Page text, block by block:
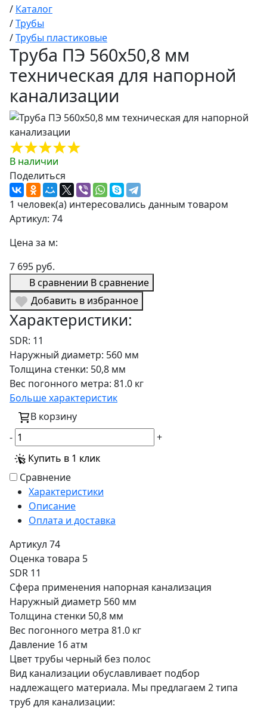
/ Каталог
/Трубы
/Трубы пластиковые
Труба ПЭ 560х50,8 мм
техническая для напорной
канализации
В наличии
Поделиться
1 человек(а) интересовались данным товаром
Артикул: 74
Цена за м:
7 695 руб.
В сравнении В сравнение
Добавить в избранное
Характеристики:
SDR: 11
Наружный диаметр: 560 мм
Толщина стенки: 50,8 мм
Вес погонного метра: 81.0 кг
Больше характеристик
В корзину
-
+
Купить в 1 клик
Сравнение
Характеристики
Описание
Оплата и доставка
Артикул 74
Оценка товара 5
SDR 11
Сфера применения напорная канализация
Наружный диаметр 560 мм
Толщина стенки 50,8 мм
Вес погонного метра 81.0 кг
Давление 16 атм
Цвет трубы черный без полос
Вид канализации обуславливает подбор
надлежащего материала. Мы предлагаем 2 типа
труб для канализации: